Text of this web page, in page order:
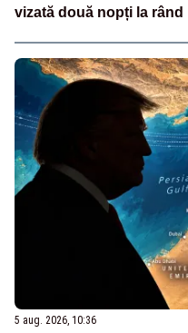
vizată două nopți la rând
5 aug. 2026, 10:36